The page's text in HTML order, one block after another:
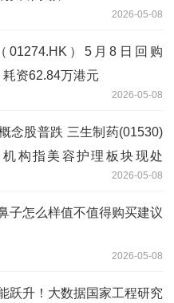
2026-05-08
01274.HK）5月8日回购
资62.84万港元
2026-05-08
念股普跌 三生制药(01530)
机构指美容护理板块现处
2026-05-08
子怎么样值不值得购买建议
2026-05-08
跃升！大数据国家工程研究